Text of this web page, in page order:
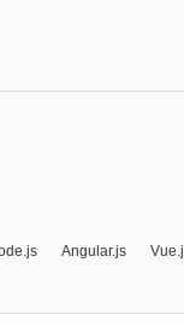
Angular.js